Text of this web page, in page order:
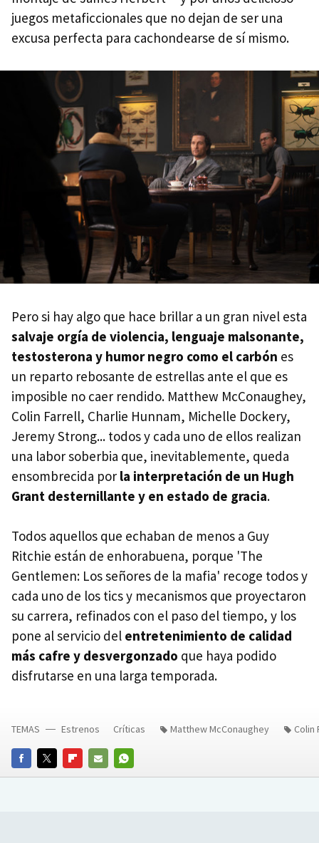
juegos metaficcionales que no dejan de ser una
excusa perfecta para cachondearse de sí mismo.
Pero si hay algo que hace brillar a un gran nivel esta
salvaje orgía de violencia, lenguaje malsonante,
testosterona y humor negro como el carbón es
un reparto rebosante de estrellas ante el que es
imposible no caer rendido. Matthew McConaughey,
Colin Farrell, Charlie Hunnam, Michelle Dockery,
Jeremy Strong... todos y cada uno de ellos realizan
una labor soberbia que, inevitablemente, queda
ensombrecida por la interpretación de un Hugh
Grant desternillante y en estado de gracia.
Todos aquellos que echaban de menos a Guy
Ritchie están de enhorabuena, porque 'The
Gentlemen: Los señores de la mafia' recoge todos y
cada uno de los tics y mecanismos que proyectaron
su carrera, refinados con el paso del tiempo, y los
pone al servicio del entretenimiento de calidad
más cafre y desvergonzado que haya podido
disfrutarse en una larga temporada.
FACEBOOKTWITTERFLIPBOARD
E-
WHATSAPP
TEMAS Estrenos Críticas Matthew McConaughey Colin